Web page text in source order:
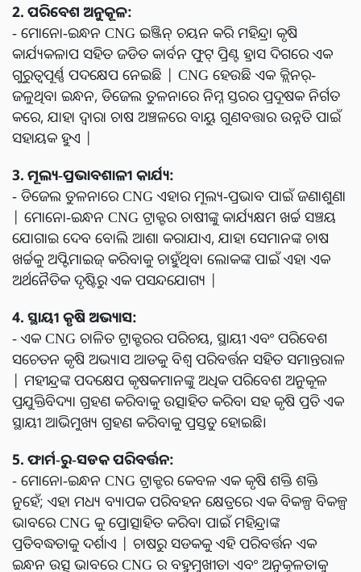
2. ପରିବେଶ ଅନୁକୂଳ:
- ମୋନୋ-ଇନ୍ଧନ CNG ଇଞ୍ଜିନ୍ ଚୟନ କରି ମହିନ୍ଦ୍ରା କୃଷି
କାର୍ଯ୍ୟକଳାପ ସହିତ ଜଡିତ କାର୍ବନ ଫୁଟ୍ ପ୍ରିଣ୍ଟ ହ୍ରାସ ଦିଗରେ ଏକ
ଗୁରୁତ୍ୱପୂର୍ଣ୍ଣ ପଦକ୍ଷେପ ନେଇଛି | CNG ହେଉଛି ଏକ କ୍ଲିନର୍-
ଜଳୁଥିବା ଇନ୍ଧନ, ଡିଜେଲ ତୁଳନାରେ ନିମ୍ନ ସ୍ତରର ପ୍ରଦୂଷକ ନିର୍ଗତ
କରେ, ଯାହା ଦ୍ୱାରା ଚାଷ ଅଞ୍ଚଳରେ ବାୟୁ ଗୁଣବତ୍ତାର ଉନ୍ନତି ପାଇଁ
ସହାୟକ ହୁଏ |
3. ମୂଲ୍ୟ-ପ୍ରଭାବଶାଳୀ କାର୍ଯ୍ୟ:
- ଡିଜେଲ ତୁଳନାରେ CNG ଏହାର ମୂଲ୍ୟ-ପ୍ରଭାବ ପାଇଁ ଜଣାଶୁଣା
| ମୋନୋ-ଇନ୍ଧନ CNG ଟ୍ରାକ୍ଟର ଚାଷୀଙ୍କୁ କାର୍ଯ୍ୟକ୍ଷମ ଖର୍ଚ୍ଚ ସଞ୍ଚୟ
ଯୋଗାଇ ଦେବ ବୋଲି ଆଶା କରାଯାଏ, ଯାହା ସେମାନଙ୍କ ଚାଷ
ଖର୍ଚ୍ଚକୁ ଅପ୍ଟିମାଇଜ୍ କରିବାକୁ ଚାହୁଁଥିବା ଲୋକଙ୍କ ପାଇଁ ଏହା ଏକ
ଅର୍ଥନୈତିକ ଦୃଷ୍ଟିରୁ ଏକ ପସନ୍ଦଯୋଗ୍ୟ |
4. ସ୍ଥାୟୀ କୃଷି ଅଭ୍ୟାସ:
- ଏକ CNG ଚାଳିତ ଟ୍ରାକ୍ଟରର ପରିଚୟ, ସ୍ଥାୟୀ ଏବଂ ପରିବେଶ
ସଚେତନ କୃଷି ଅଭ୍ୟାସ ଆଡକୁ ବିଶ୍ୱ ପରିବର୍ତ୍ତନ ସହିତ ସମାନ୍ତରାଳ
| ମହୀନ୍ଦ୍ରଙ୍କ ପଦକ୍ଷେପ କୃଷକମାନଙ୍କୁ ଅଧିକ ପରିବେଶ ଅନୁକୂଳ
ପ୍ରଯୁକ୍ତିବିଦ୍ୟା ଗ୍ରହଣ କରିବାକୁ ଉତ୍ସାହିତ କରିବା ସହ କୃଷି ପ୍ରତି ଏକ
ସ୍ଥାୟୀ ଆଭିମୁଖ୍ୟ ଗ୍ରହଣ କରିବାକୁ ପ୍ରସ୍ତୁତ ହୋଇଛି।
5. ଫାର୍ମ-ରୁ-ସଡକ ପରିବର୍ତ୍ତନ:
- ମୋନୋ-ଇନ୍ଧନ CNG ଟ୍ରାକ୍ଟର କେବଳ ଏକ କୃଷି ଶକ୍ତି ଶକ୍ତି
ନୁହେଁ; ଏହା ମଧ୍ୟ ବ୍ୟାପକ ପରିବହନ କ୍ଷେତ୍ରରେ ଏକ ବିକଳ୍ପ ବିକଳ୍ପ
ଭାବରେ CNG କୁ ପ୍ରୋତ୍ସାହିତ କରିବା ପାଇଁ ମହିନ୍ଦ୍ରାଙ୍କ
ପ୍ରତିବଦ୍ଧତାକୁ ଦର୍ଶାଏ | ଚାଷରୁ ସଡକକୁ ଏହି ପରିବର୍ତ୍ତନ ଏକ
ଇନ୍ଧନ ଉତ୍ସ ଭାବରେ CNG ର ବହୁମୁଖୀତା ଏବଂ ଅନୁକୂଳତାକୁ